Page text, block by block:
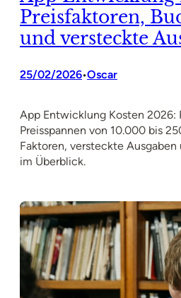
Preisfaktoren,
und versteckte
25/02/2026•Oscar
App Entwicklung Kosten 2026:
Preisspannen von 10.000 bis
Faktoren, versteckte
im Überblick.